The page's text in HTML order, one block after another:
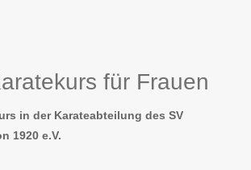
für Frauen
in der Karateabteilung des SV
1920 e.V.